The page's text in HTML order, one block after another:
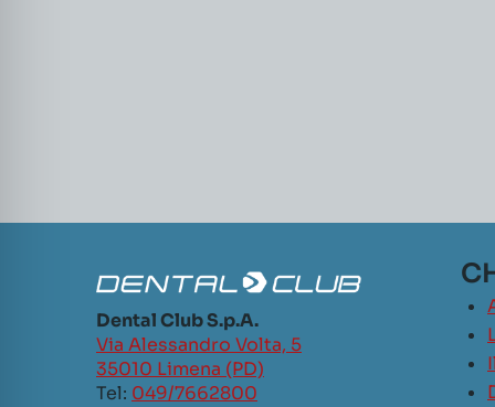
Dental Club S.p.A.
Via Alessandro Volta, 5
35010 Limena (PD)
Tel: 049/7662800